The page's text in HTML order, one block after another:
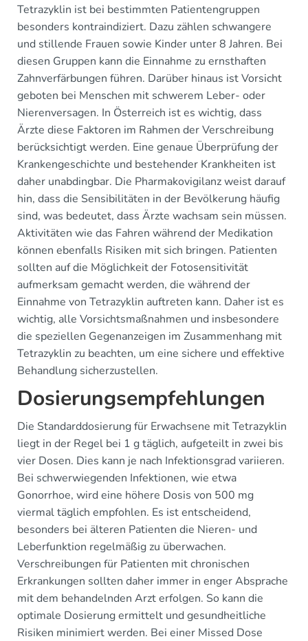
Tetrazyklin ist bei bestimmten Patientengruppen
besonders kontraindiziert. Dazu zählen schwangere
und stillende Frauen sowie Kinder unter 8 Jahren. Bei
diesen Gruppen kann die Einnahme zu ernsthaften
Zahnverfärbungen führen. Darüber hinaus ist Vorsicht
geboten bei Menschen mit schwerem Leber- oder
Nierenversagen. In Österreich ist es wichtig, dass
Ärzte diese Faktoren im Rahmen der Verschreibung
berücksichtigt werden. Eine genaue Überprüfung der
Krankengeschichte und bestehender Krankheiten ist
daher unabdingbar. Die Pharmakovigilanz weist darauf
hin, dass die Sensibilitäten in der Bevölkerung häufig
sind, was bedeutet, dass Ärzte wachsam sein müssen.
Aktivitäten wie das Fahren während der Medikation
können ebenfalls Risiken mit sich bringen. Patienten
sollten auf die Möglichkeit der Fotosensitivität
aufmerksam gemacht werden, die während der
Einnahme von Tetrazyklin auftreten kann. Daher ist es
wichtig, alle Vorsichtsmaßnahmen und insbesondere
die speziellen Gegenanzeigen im Zusammenhang mit
Tetrazyklin zu beachten, um eine sichere und effektive
Behandlung sicherzustellen.
Dosierungsempfehlungen
Die Standarddosierung für Erwachsene mit Tetrazyklin
liegt in der Regel bei 1 g täglich, aufgeteilt in zwei bis
vier Dosen. Dies kann je nach Infektionsgrad variieren.
Bei schwerwiegenden Infektionen, wie etwa
Gonorrhoe, wird eine höhere Dosis von 500 mg
viermal täglich empfohlen. Es ist entscheidend,
besonders bei älteren Patienten die Nieren- und
Leberfunktion regelmäßig zu überwachen.
Verschreibungen für Patienten mit chronischen
Erkrankungen sollten daher immer in enger Absprache
mit dem behandelnden Arzt erfolgen. So kann die
optimale Dosierung ermittelt und gesundheitliche
Risiken minimiert werden. Bei einer Missed Dose